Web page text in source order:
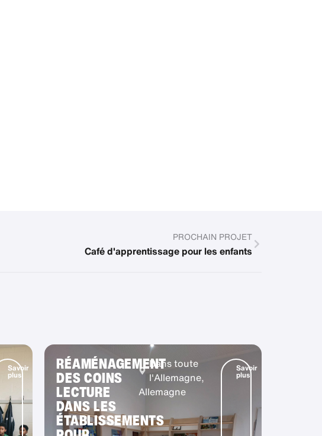
PROCHAIN PROJET
Café d'apprentissage pour les enfants
Savoir
plus
RÉAMÉNAGEMENT
DES COINS
LECTURE
DANS LES
ÉTABLISSEMENTS
Dans toute
l'Allemagne,
Allemagne
Savoir
plus